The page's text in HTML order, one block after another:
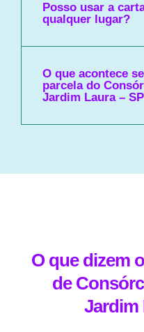
Posso usar a
qualquer lugar?
O que acontece
parcela do
Jardim Laura –
O que dizem
de
Jardim